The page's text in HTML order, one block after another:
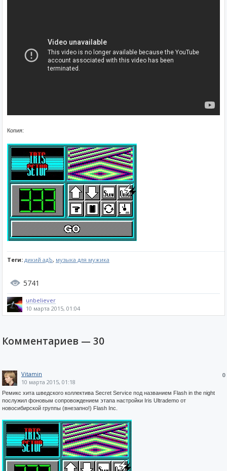
Копия:
Теги: дикий адЪ, музыка для мужика
5741
unbeliever
10 марта 2015, 01:04
Комментариев — 30
0
Vitamin
10 марта 2015, 01:18
Ремикс хита шведского коллектива Secret Service под названием Flash in the night
послужил фоновым сопровождением этапа настройки Iris Ultrademo от
новосибирской группы (внезапно!) Flash Inc.